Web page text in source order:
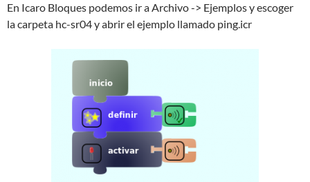
En Icaro Bloques podemos ir a Archivo -> Ejemplos y escoger
la carpeta hc-sr04 y abrir el ejemplo llamado ping.icr